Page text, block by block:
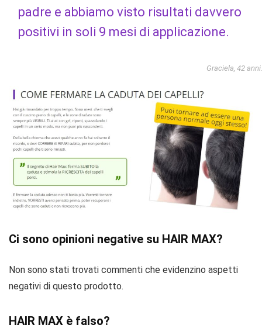
padre e abbiamo visto risultati davvero
positivi in ​​soli 9 mesi di applicazione.
Graciela, 42 anni.
Ci sono opinioni negative su HAIR MAX?
Non sono stati trovati commenti che evidenzino aspetti
negativi di questo prodotto.
HAIR MAX è falso?